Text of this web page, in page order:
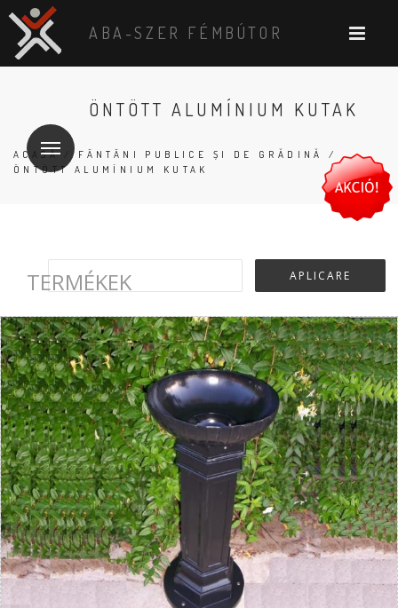
ABA-SZER FÉMBÚTOR
ÖNTÖTT ALUMÍNIUM KUTAK
ACASĂ/ FÂNTÂNI PUBLICE ȘI DE GRĂDINĂ
/
ÖNTÖTT ALUMÍNIUM KUTAK
TERMÉKEK